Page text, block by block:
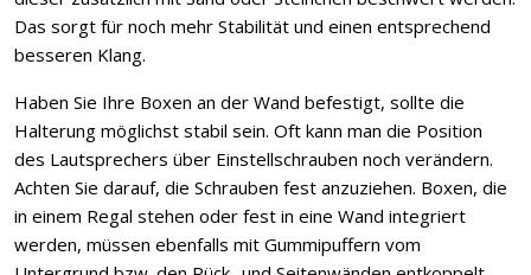
Das sorgt für noch mehr Stabilität und einen entsprechend
besseren Klang.
Haben Sie Ihre Boxen an der Wand befestigt, sollte die
Halterung möglichst stabil sein. Oft kann man die Position
des Lautsprechers über Einstellschrauben noch verändern.
Achten Sie darauf, die Schrauben fest anzuziehen. Boxen, die
in einem Regal stehen oder fest in eine Wand integriert
werden, müssen ebenfalls mit Gummipuffern vom